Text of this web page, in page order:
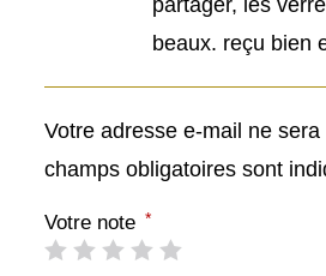
partager, les
beaux. reçu bien
Votre adresse e-mail ne
champs obligatoires sont
Votre note *